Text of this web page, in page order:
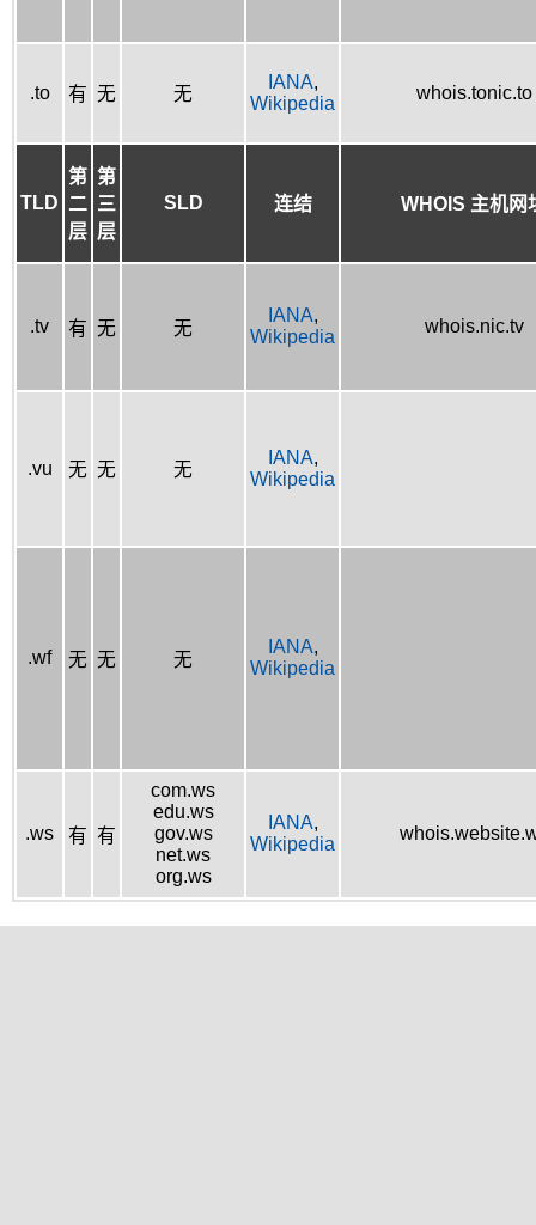
.to 有 无 无
IANA,
Wikipedia
whois.tonic.to
TLD
第
二
层
第
三
层
SLD 连结 WHOIS 主机网
.tv 有 无 无
IANA,
Wikipedia
whois.nic.tv
.vu 无 无 无
IANA,
Wikipedia
.wf 无 无 无
IANA,
Wikipedia
.ws 有 有
com.ws
edu.ws
gov.ws
net.ws
org.ws
IANA,
Wikipedia